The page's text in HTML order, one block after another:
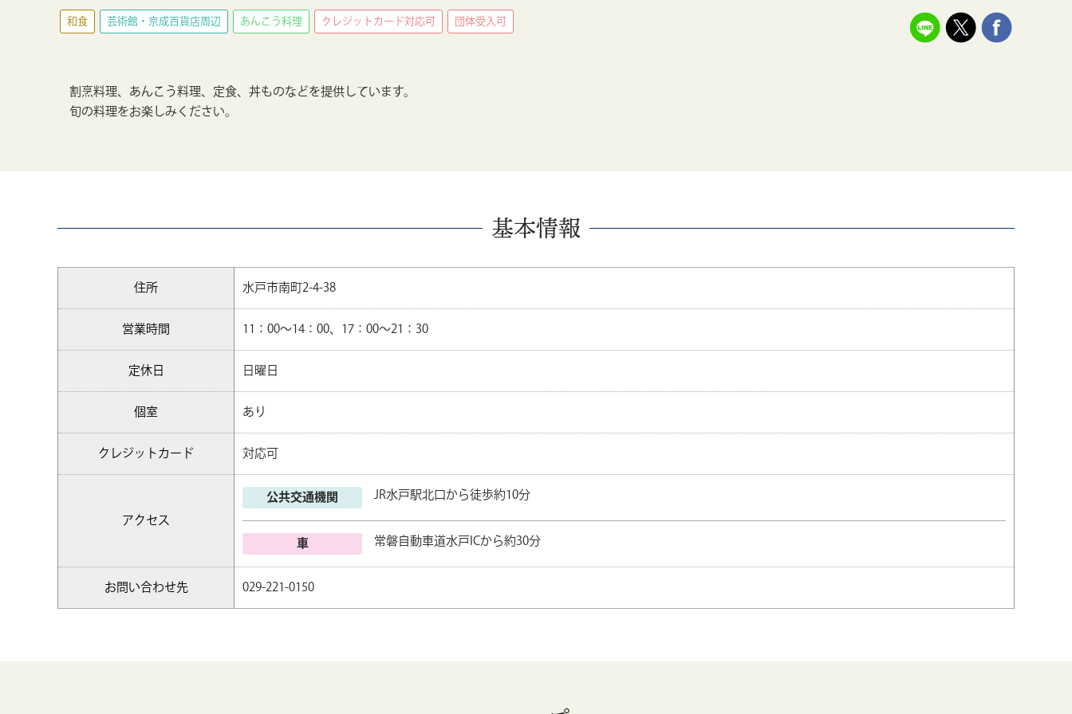
和食 芸術館・京成百貨店周辺 あんこう料理 クレジットカード対応可 団体受入可
割烹料理、あんこう料理、定食、丼ものなどを提供しています。
旬の料理をお楽しみください。
基本情報
住所 水戸市南町2-4-38
営業時間 11：00～14：00、17：00～21：30
定休日 日曜日
個室 あり
クレジットカード 対応可
アクセス
公共交通機関 JR水戸駅北口から徒歩約10分
車 常磐自動車道水戸ICから約30分
お問い合わせ先 029-221-0150